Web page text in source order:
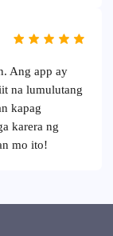
Ang app ay
na lumulutang
kapag
karera ng
mo ito!